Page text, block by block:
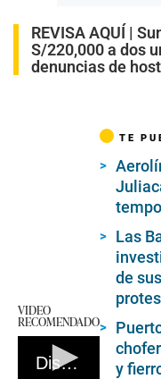
REVISA AQUÍ |
S/220,000 a dos
denuncias de
VIDEO
RECOMENDADO
Disturbios por Las Bambas
TE
Las
de
y